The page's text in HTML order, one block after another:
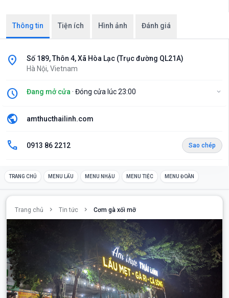
Thông tin Tiện ích Hình ảnh Đánh giá
location_on
Số 189, Thôn 4, Xã Hòa Lạc (Trục đường QL21A)
Hà Nội, Vietnam
schedule Đang mở cửa · Đóng cửa lúc 23:00 expand_more
public amthucthailinh.com
call 0913 86 2212 Sao chép
TRANG CHỦ MENU LẨU MENU NHẬU MENU TIỆC MENU ĐOÀN
Trang chủ chevron_right Tin tức chevron_right Cơm gà xối mỡ